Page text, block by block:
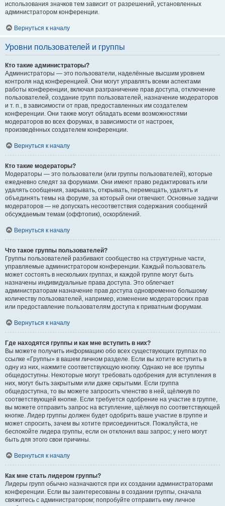
использования значков тем зависит от разрешений, установленных
администратором конференции.
Вернуться к началу
Уровни пользователей и группы
Кто такие администраторы?
Администраторы — это пользователи, наделённые высшим уровнем
контроля над конференцией. Они могут управлять всеми аспектами
работы конференции, включая разграничение прав доступа, отключение
пользователей, создание групп пользователей, назначение модераторов
и т. п., в зависимости от прав, предоставленных им создателем
конференции. Они также могут обладать всеми возможностями
модераторов во всех форумах, в зависимости от настроек,
произведённых создателем конференции.
Вернуться к началу
Кто такие модераторы?
Модераторы — это пользователи (или группы пользователей), которые
ежедневно следят за форумами. Они имеют право редактировать или
удалять сообщения, закрывать, открывать, перемещать, удалять и
объединять темы на форуме, за который они отвечают. Основные задачи
модераторов — не допускать несоответствия содержания сообщений
обсуждаемым темам (оффтопик), оскорблений.
Вернуться к началу
Что такое группы пользователей?
Группы пользователей разбивают сообщество на структурные части,
управляемые администратором конференции. Каждый пользователь
может состоять в нескольких группах, и каждой группе могут быть
назначены индивидуальные права доступа. Это облегчает
администраторам назначение прав доступа одновременно большому
количеству пользователей, например, изменение модераторских прав
или предоставление пользователям доступа к приватным форумам.
Вернуться к началу
Где находятся группы и как мне вступить в них?
Вы можете получить информацию обо всех существующих группах по
ссылке «Группы» в вашем личном разделе. Если вы хотите вступить в
одну из них, нажмите соответствующую кнопку. Однако не все группы
общедоступны. Некоторые могут требовать одобрения для вступления в
них, могут быть закрытыми или даже скрытыми. Если группа
общедоступна, то вы можете запросить членство в ней, щёлкнув по
соответствующей кнопке. Если требуется одобрение на участие в группе,
вы можете отправить запрос на вступление, щёлкнув по соответствующей
кнопке. Лидер группы должен будет одобрить ваше участие в группе и
может спросить, зачем вы хотите присоединиться. Пожалуйста, не
беспокойте лидера группы, если он отклонил ваш запрос; у него могут
быть для этого свои причины.
Вернуться к началу
Как мне стать лидером группы?
Лидеры групп обычно назначаются при их создании администраторами
конференции. Если вы заинтересованы в создании группы, сначала
свяжитесь с администратором; попробуйте отправить ему личное